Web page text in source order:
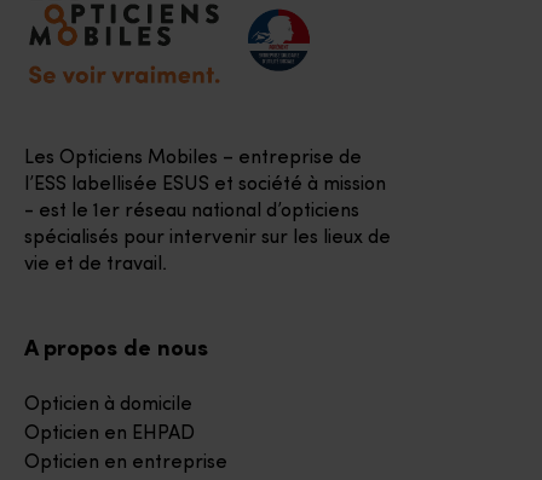
Les Opticiens Mobiles – entreprise de
l’ESS labellisée ESUS et société à mission
- est le 1er réseau national d’opticiens
spécialisés pour intervenir sur les lieux de
vie et de travail.
A propos de nous
Opticien à domicile
Opticien en EHPAD
Opticien en entreprise